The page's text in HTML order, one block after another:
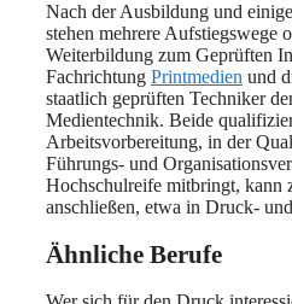
Nach der Ausbildung und
stehen mehrere Aufstiegswege
Weiterbildung zum Geprüften
Fachrichtung Printmedien und
staatlich geprüften Techniker
Medientechnik. Beide
Arbeitsvorbereitung, in der
Führungs- und
Hochschulreife mitbringt, kann
anschließen, etwa in Druck-
Ähnliche Berufe